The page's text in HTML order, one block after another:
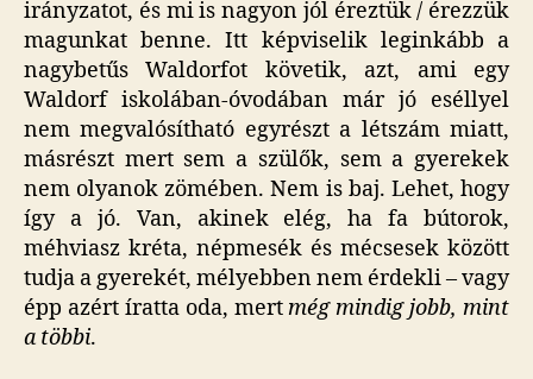
irányzatot, és mi is nagyon jól éreztük / érezzük
magunkat benne. Itt képviselik leginkább a
nagybetűs Waldorfot követik, azt, ami egy
Waldorf iskolában-óvodában már jó eséllyel
nem megvalósítható egyrészt a létszám miatt,
másrészt mert sem a szülők, sem a gyerekek
nem olyanok zömében. Nem is baj. Lehet, hogy
így a jó. Van, akinek elég, ha fa bútorok,
méhviasz kréta, népmesék és mécsesek között
tudja a gyerekét, mélyebben nem érdekli – vagy
épp azért íratta oda, mertmég mindig jobb, mint
a többi.